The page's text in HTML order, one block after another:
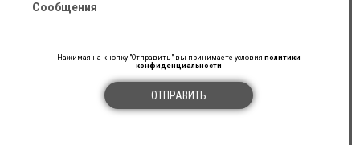
Сообщения
Нажимая на кнопку "Отправить" вы принимаете условия политики
конфиденциальности
ОТПРАВИТЬ